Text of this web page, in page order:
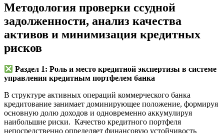
Методология проверки ссудной
задолженности, анализ качества
активов и минимизация кредитных
рисков
Раздел 1: Роль и место кредитной экспертизы в системе
управления кредитным портфелем банка
В структуре активных операций коммерческого банка
кредитование занимает доминирующее положение, формируя
основную долю доходов и одновременно аккумулируя
наибольшие риски. Качество кредитного портфеля
непосредственно определяет финансовую устойчивость